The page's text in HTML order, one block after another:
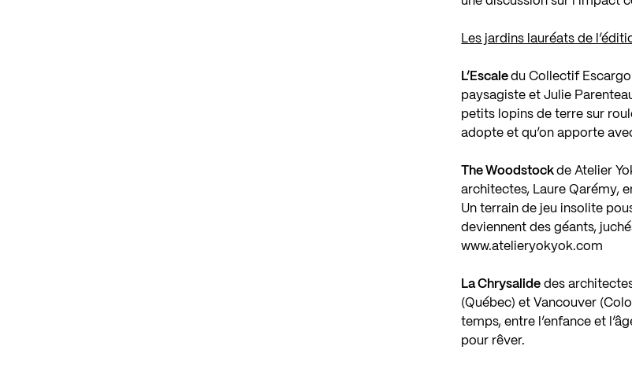
Les jardins lauréats de
L’Escaledu Collectif
paysagiste et Julie
petits lopins de terre sur
adopte et qu’on apporte
The Woodstockde Atelier
architectes, Laure Qarémy,
Un terrain de jeu insolite
deviennent des géants,
www.atelieryokyok.com
La Chrysalide des
(Québec) et Vancouver
temps, entre l’enfance et
pour rêver.